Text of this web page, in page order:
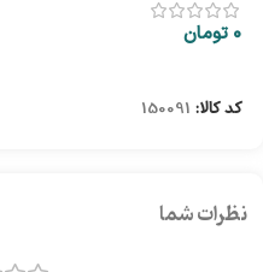
0 تومان
کد کالا: 150091
نظرات شما